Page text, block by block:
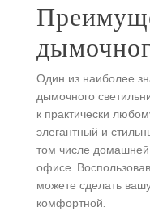
Один из наиболее
дымочного
к практически
элегантный и
том числе домашней
офисе.
можете сделать
комфортной.